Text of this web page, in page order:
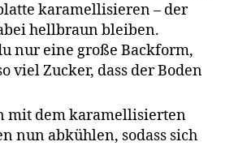
karamellisieren – der
hellbraun bleiben.
nur eine große Backform,
viel Zucker, dass der Boden
mit dem karamellisierten
nun abkühlen, sodass sich